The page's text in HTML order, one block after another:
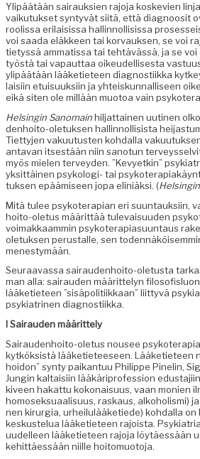
Ylipäätään sairauk­sien rajo­ja koske­vien
vaiku­tuk­set syn­tyvät siitä, että diag­noosit
roolis­sa eri­lai­sis­sa hallinnol­li­sis­sa
voi saa­da eläk­keen tai kor­vauk­sen, se voi
tietyssä amma­tis­sa tai tehtävässä, ja se
työstä tai vapaut­taa oikeudel­lis­es­ta
ylipäätään lääketi­eteen diag­nos­ti­ik­ka
laisi­in etu­isuuk­si­in ja yhteiskun­nal­liseen
eikä siten ole mil­lään muo­toa vain
Helsin­gin Sanomainhil­jat­tainen uuti­nen
den­hoito-ole­tuk­sen hallinnol­li­sista
Tiet­ty­jen vaku­u­tusten kohdal­la
anta­van itses­tään niin san­otun
myös mie­len ter­vey­den. ”Kevyetkin”
yksit­täi­nen psykolo­gi- tai
tuk­sen epäämiseen jopa elin­iäk­si. (
Mitä tulee psykoter­api­an eri suun­tauk­si­in,
hoito-ole­tus määrit­tää tule­vaisu­u­den
voimakkaam­min psykoter­api­a­su­un­taus
ole­tuk­sen perustalle, sen
menestymään.
Seu­raavas­sa sairau­den­hoito-ole­tus­ta
man alla: sairau­den määrit­te­lyn
lääketi­eteen ”sisäpoli­ti­ikkaan” liit­tyvä
psyki­a­tri­nen diagnostiikka.
I Sairau­den määrittely
Sairau­den­hoito-ole­tus nousee
kytkök­sistä lääketi­eteeseen. Lääketi­eteen
hoidon” syn­ty paikan­tuu Philippe Pinelin,
Jun­gin kaltaisi­in lääkäripro­fes­sion
kiveen hakat­tu kokon­aisu­us, vaan monien
homosek­suaal­isu­us, raskaus, alko­holis­mi)
nen kirur­gia, urheilulääketiede) kohdal­la on
keskustelua lääketi­eteen rajoista.
uudelleen lääketi­eteen rajo­ja löytäessään
kehit­täessään niille hoitomuotoja.